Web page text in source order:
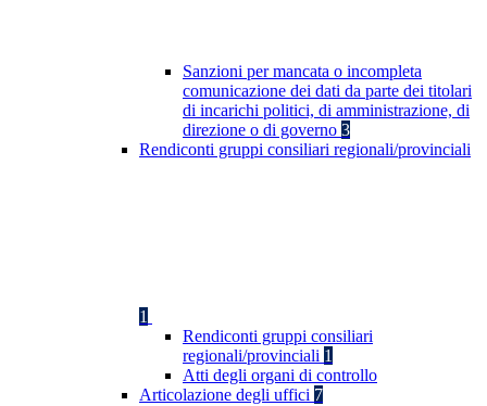
Sanzioni per mancata o incompleta
comunicazione dei dati da parte dei titolari
di incarichi politici, di amministrazione, di
direzione o di governo 3
Rendiconti gruppi consiliari regionali/provinciali
1
Rendiconti gruppi consiliari
regionali/provinciali 1
Atti degli organi di controllo
Articolazione degli uffici 7